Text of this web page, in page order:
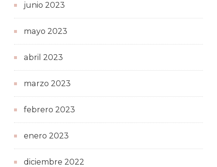
junio 2023
mayo 2023
abril 2023
marzo 2023
febrero 2023
enero 2023
diciembre 2022